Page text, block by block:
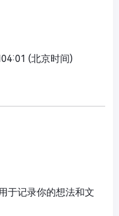
(北京时间)
于记录你的想法和文